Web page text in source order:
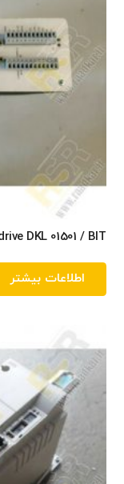
DKL 01501 / BIT
اطلاعات بیشتر